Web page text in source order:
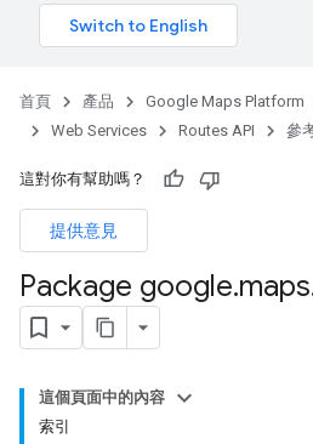
首頁 產品 Google Maps Platform
Web Services
Routes API 參
這對你有幫助嗎？
提供意見
Package google.maps
這個頁面中的內容
索引